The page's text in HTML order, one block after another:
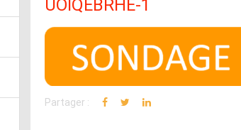
UOIQEBRHE-1
Partager :